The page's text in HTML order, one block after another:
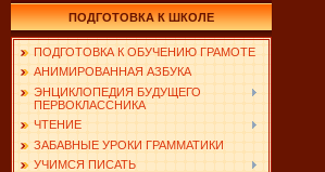
ПОДГОТОВКА К ШКОЛЕ
ПОДГОТОВКА К ОБУЧЕНИЮ ГРАМОТЕ
АНИМИРОВАННАЯ АЗБУКА
ЭНЦИКЛОПЕДИЯ БУДУЩЕГО
ПЕРВОКЛАССНИКА
ЧТЕНИЕ
ЗАБАВНЫЕ УРОКИ ГРАММАТИКИ
УЧИМСЯ ПИСАТЬ